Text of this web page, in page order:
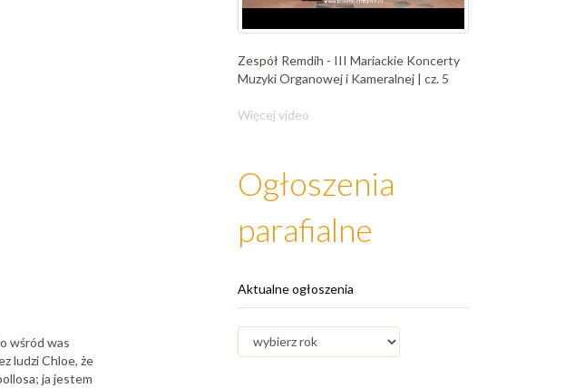
wśród was
ludzi Chloe, że
ja jestem
Zespół Remdih - III Mariackie Koncerty
Muzyki Organowej i Kameralnej | cz. 5
Więcej video
Ogłoszenia
parafialne
Aktualne ogłoszenia